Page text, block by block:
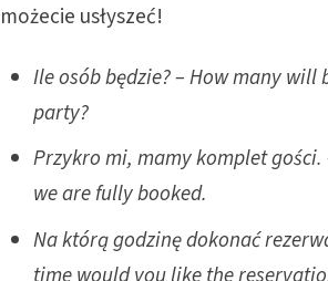
możecie usłyszeć!
Ile osób będzie? – How many will
party?
Przykro mi, mamy komplet gości.
we are fully booked.
Na którą godzinę dokonać